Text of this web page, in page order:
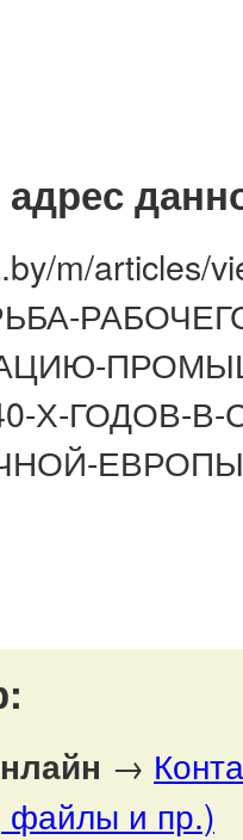
m/articles/
Х-ГОДОВ-
ЕВРОПЫ
→
файлы и пр.)